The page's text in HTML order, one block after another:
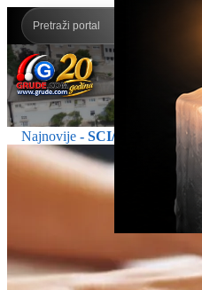
Najnovije - SCI/TEH